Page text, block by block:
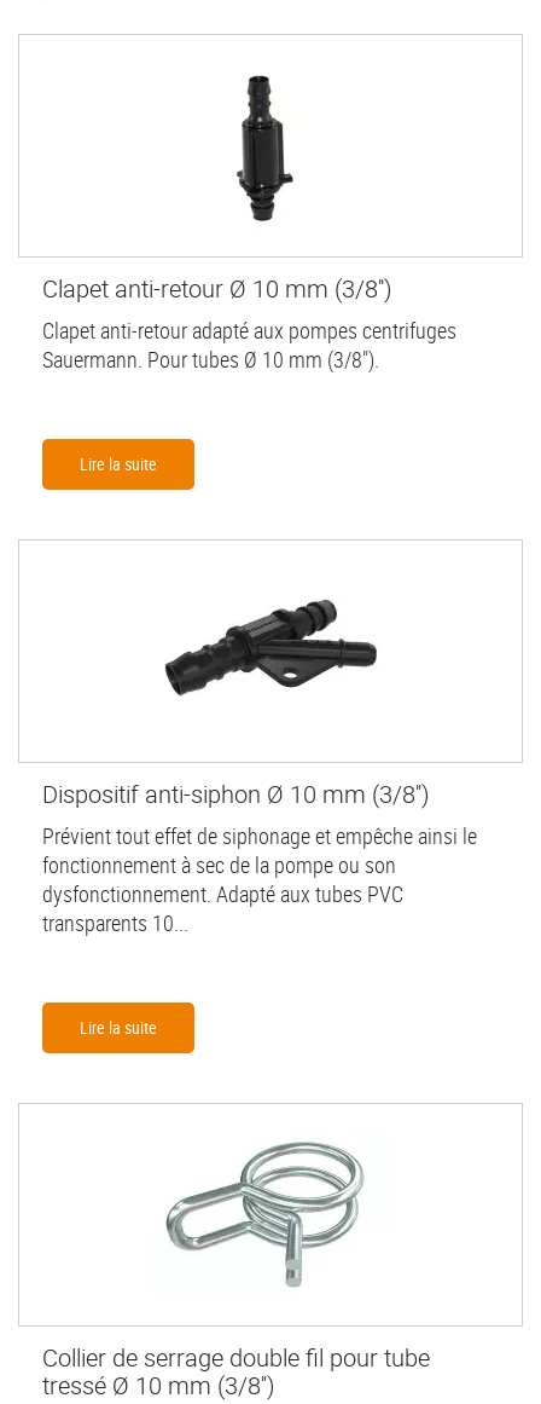
Clapet anti-retour Ø 10 mm (3/8'')
Clapet anti-retour adapté aux pompes centrifuges
Sauermann. Pour tubes Ø 10 mm (3/8").
Lire la suite
Dispositif anti-siphon Ø 10 mm (3/8'')
Prévient tout effet de siphonage et empêche ainsi le
fonctionnement à sec de la pompe ou son
dysfonctionnement. Adapté aux tubes PVC
transparents 10...
Lire la suite
Collier de serrage double fil pour tube
tressé Ø 10 mm (3/8'')